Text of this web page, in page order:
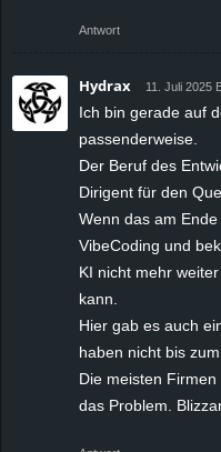
Antwort
Hydrax 11. Juli 2025
Ich bin gerade auf
passenderweise.
Der Beruf des
Dirigent für den
Wenn das am
VibeCoding und
KI nicht mehr
kann.
Hier gab es auch
haben nicht bis
Die meisten
das Problem.